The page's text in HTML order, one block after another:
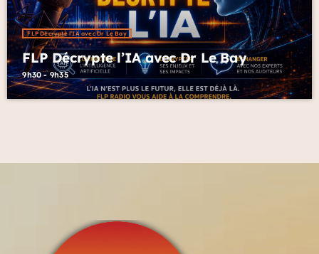
FLP Décrypte l’IA avec Dr Le Bay
FLP Décrypte l’IA avec Dr Le Bay
9h30 - 9h35